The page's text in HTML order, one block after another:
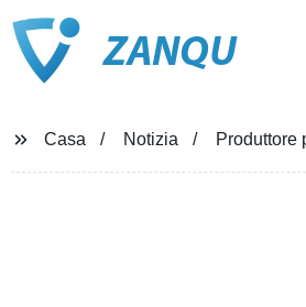
ZANQU
Casa Notizia Produttore